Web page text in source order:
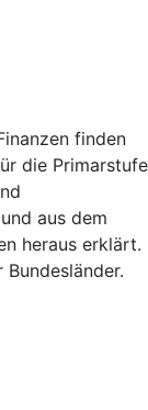
finden
die Primarstufe
aus dem
heraus erklärt.